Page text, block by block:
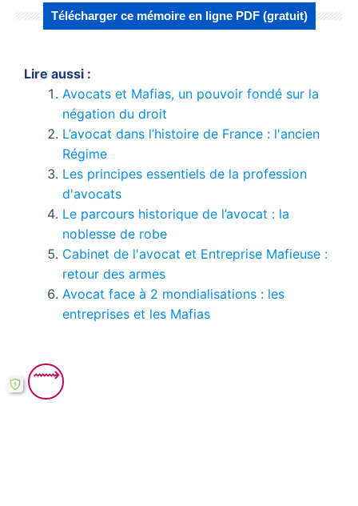
Télécharger ce mémoire en ligne PDF (gratuit)
Lire aussi :
Avocats et Mafias, un pouvoir fondé sur la
négation du droit
L’avocat dans l’histoire de France : l'ancien
Régime
Les principes essentiels de la profession
d'avocats
Le parcours historique de l’avocat : la
noblesse de robe
Cabinet de l'avocat et Entreprise Mafieuse :
retour des armes
Avocat face à 2 mondialisations : les
entreprises et les Mafias